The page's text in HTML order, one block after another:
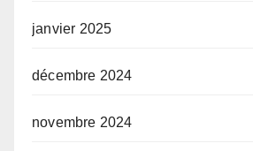
janvier 2025
décembre 2024
novembre 2024